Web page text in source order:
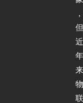
，
但
近
年
来
物
联